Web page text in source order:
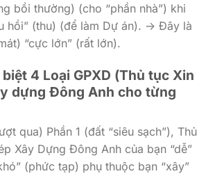
bồi thường) (cho “phần nhà”) khi
hồi” (thu) (để làm Dự án). -> Đây là
“cực lớn” (rất lớn).
4 Loại GPXD (Thủ tục Xin
dựng Đông Anh cho từng
qua) Phần 1 (đất “siêu sạch”), Thủ
Xây Dựng Đông Anh của bạn “dễ”
(phức tạp) phụ thuộc bạn “xây”